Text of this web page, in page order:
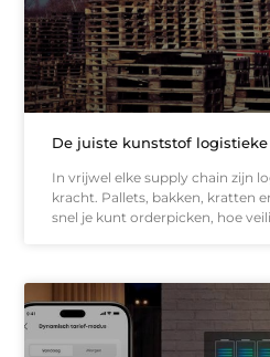
De juiste kunststof logistieke
In vrijwel elke supply chain zijn
kracht. Pallets, bakken, kratten
snel je kunt orderpicken, hoe